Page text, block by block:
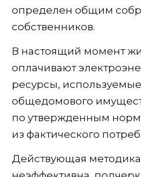
определен общим
собственников.
В настоящий момент
оплачивают
ресурсы,
общедомового
по утвержденным
из фактического
Действующая методика